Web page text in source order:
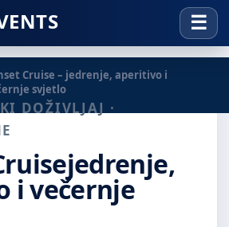
Cruise – jedrenje, aperitivo i
svjetlo
DOŽIVLJAJ ·
jedrenje,
i večernje